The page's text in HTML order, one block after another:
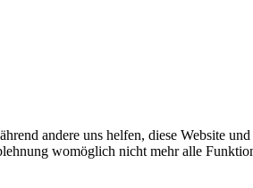
andere uns helfen, diese Website
womöglich nicht mehr alle